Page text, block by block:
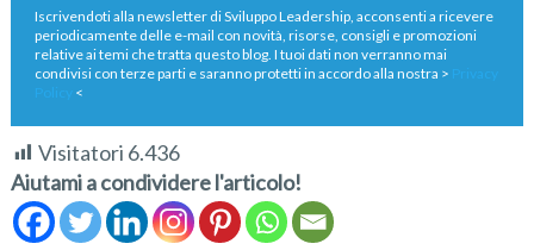
Iscrivendoti alla newsletter di Sviluppo Leadership, acconsenti a ricevere
periodicamente delle e-mail con novità, risorse, consigli e promozioni
relative ai temi che tratta questo blog. I tuoi dati non verranno mai
condivisi con terze parti e saranno protetti in accordo alla nostra > Privacy
Policy
<
Visitatori 6.436
Aiutami a condividere l'articolo!